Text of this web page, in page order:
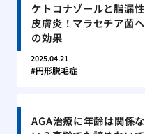
ケトコナゾールと脂漏性
皮膚炎！マラセチア菌へ
の効果
2025.04.21
円形脱毛症
AGA治療に年齢は関係な